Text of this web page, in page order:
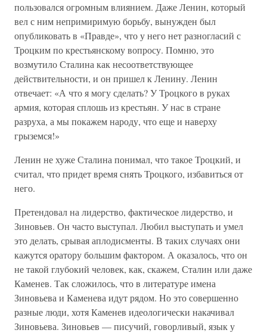
пользовался огромным влиянием. Даже Ленин, который
вел с ним непримиримую борьбу, вынужден был
опубликовать в «Правде», что у него нет разногласий с
Троцким по крестьянскому вопросу. Помню, это
возмутило Сталина как несоответствующее
действительности, и он пришел к Ленину. Ленин
отвечает: «А что я могу сделать? У Троцкого в руках
армия, которая сплошь из крестьян. У нас в стране
разруха, а мы покажем народу, что еще и наверху
грыземся!»
Ленин не хуже Сталина понимал, что такое Троцкий, и
считал, что придет время снять Троцкого, избавиться от
него.
Претендовал на лидерство, фактическое лидерство, и
Зиновьев. Он часто выступал. Любил выступать и умел
это делать, срывая аплодисменты. В таких случаях они
кажутся оратору большим фактором. А оказалось, что он
не такой глубокий человек, как, скажем, Сталин или даже
Каменев. Так сложилось, что в литературе имена
Зиновьева и Каменева идут рядом. Но это совершенно
разные люди, хотя Каменев идеологически накачивал
Зиновьева. Зиновьев — писучий, говорливый, язык у